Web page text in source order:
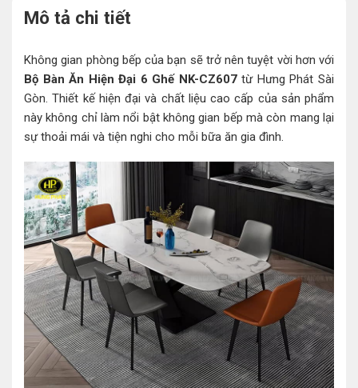
Mô tả chi tiết
Không gian phòng bếp của bạn sẽ trở nên tuyệt vời hơn với
Bộ Bàn Ăn Hiện Đại 6 Ghế NK-CZ607từ Hưng Phát Sài
Gòn. Thiết kế hiện đại và chất liệu cao cấp của sản phẩm
này không chỉ làm nổi bật không gian bếp mà còn mang lại
sự thoải mái và tiện nghi cho mỗi bữa ăn gia đình.